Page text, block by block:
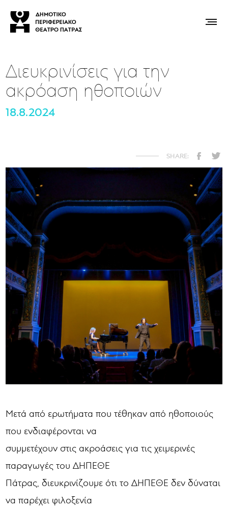
Διευκρινίσεις για την
ακρόαση ηθοποιών
18.8.2024
Μετά από ερωτήματα που τέθηκαν από ηθοποιούς
που ενδιαφέρονται να
συμμετέχουν στις ακροάσεις για τις χειμερινές
παραγωγές του ΔΗΠΕΘΕ
Πάτρας, διευκρινίζουμε ότι το ΔΗΠΕΘΕ δεν δύναται
να παρέχει φιλοξενία